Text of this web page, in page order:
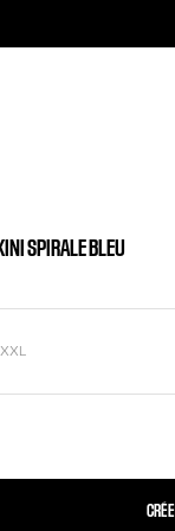
SPIRALE BLEU
XXL